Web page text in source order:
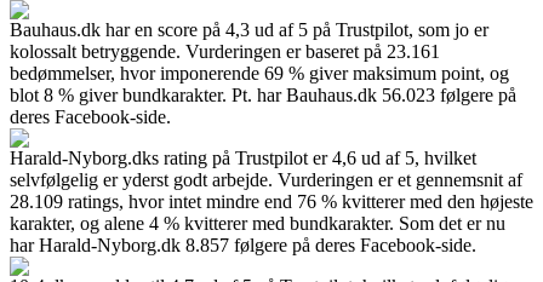
Bauhaus.dk har en score på 4,3 ud af 5 på Trustpilot, som jo er
kolossalt betryggende. Vurderingen er baseret på 23.161
bedømmelser, hvor imponerende 69 % giver maksimum point, og
blot 8 % giver bundkarakter. Pt. har Bauhaus.dk 56.023 følgere på
deres Facebook-side.
Harald-Nyborg.dks rating på Trustpilot er 4,6 ud af 5, hvilket
selvfølgelig er yderst godt arbejde. Vurderingen er et gennemsnit af
28.109 ratings, hvor intet mindre end 76 % kvitterer med den højeste
karakter, og alene 4 % kvitterer med bundkarakter. Som det er nu
har Harald-Nyborg.dk 8.857 følgere på deres Facebook-side.